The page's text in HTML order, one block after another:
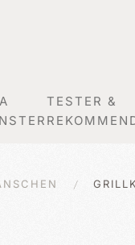
TESTER &